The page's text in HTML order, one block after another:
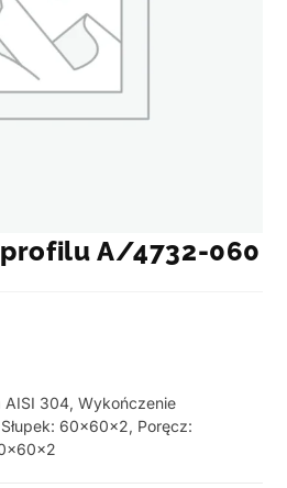
A/4732-060
AISI 304, Wykończenie
60x60x2, Poręcz: